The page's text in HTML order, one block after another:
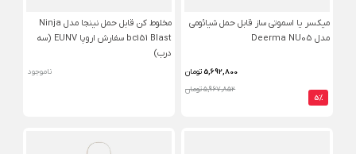
میکسر یا اسموتی ساز قابل حمل شیائومی
مدل Deerma NU05
5,692,800تومان
5,967,852 تومان
5%
مخلوط‌ کن قابل حمل نینجا مدل Ninja
bc151 Blast سفارش اروپا EUNV (سه
درب)
ناموجود